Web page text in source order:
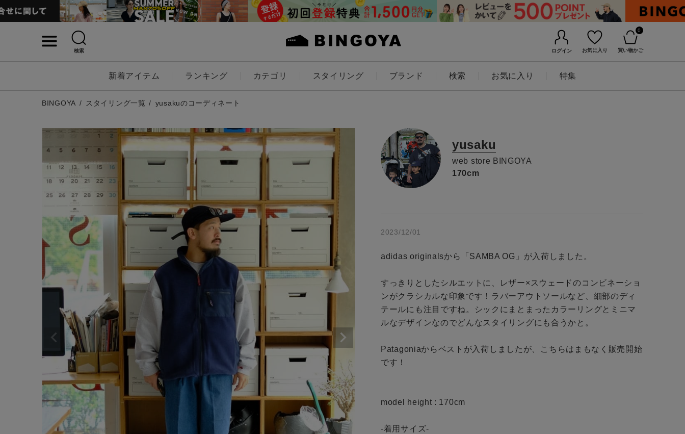
検索 ログイン お気に入り
0
買い物かご
新着アイテム ランキング カテゴリ スタイリング ブランド 検索 お気に入り 特集
ゲスト
ログイン / マイページ
お気に入りアイテム
アイテムを探す
条件絞り込み検索
カテゴリから探す
スタイリングから探す
ブランドから探す
WEB限定アイテムを探す
履き比べ可能商品から探す
会社概要
ギフトカード
お知らせ・ご利用ガイド
お知らせ
ご利用ガイド
ギフトラッピング
キーワード
性別
MENS LADIES KIDS
カテゴリ
サイズ
ブランド
セール価格 WEB限定
在庫あり 在庫なし含む
この条件で絞り込む
BINGOYA スタイリング一覧 yusakuのコーディネート
yusaku
web store BINGOYA
170cm
2023/12/01
adidas originalsから「SAMBA OG」が入荷しました。
すっきりとしたシルエットに、レザー×スウェードのコンビネーショ
ンがクラシカルな印象です！ラバーアウトソールなど、細部のディ
テールにも注目ですね。シックにまとまったカラーリングとミニマ
ルなデザインなのでどんなスタイリングにも合うかと。
Patagoniaからベストが入荷しましたが、こちらはまもなく販売開始
です！
model height : 170cm
-着用サイズ-